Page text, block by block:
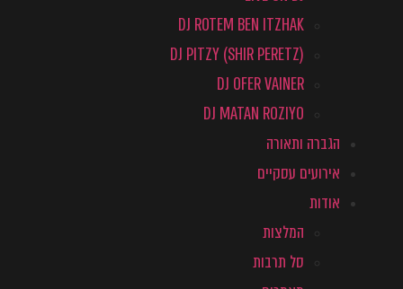
DJ ROTEM BEN ITZHAK
DJ PITZY (SHIR PERETZ)
DJ OFER VAINER
DJ MATAN ROZIYO
הגברה ותאורה
אירועים עסקיים
אודות
המלצות
סל תרבות